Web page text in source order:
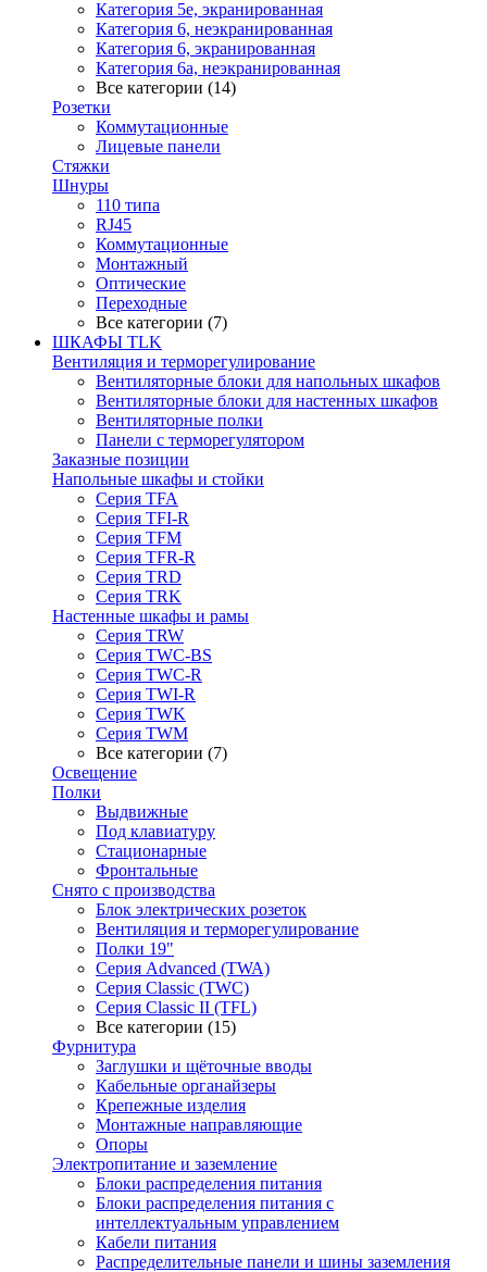
Категория 5е, экранированная
Категория 6, неэкранированная
Категория 6, экранированная
Категория 6а, неэкранированная
Все категории (14)
Розетки
Коммутационные
Лицевые панели
Стяжки
Шнуры
110 типа
RJ45
Коммутационные
Монтажный
Оптические
Переходные
Все категории (7)
ШКАФЫ TLK
Вентиляция и терморегулирование
Вентиляторные блоки для напольных шкафов
Вентиляторные блоки для настенных шкафов
Вентиляторные полки
Панели с терморегулятором
Заказные позиции
Напольные шкафы и стойки
Серия TFA
Серия TFI-R
Серия TFM
Серия TFR-R
Серия TRD
Серия TRK
Настенные шкафы и рамы
Серия TRW
Серия TWC-BS
Серия TWC-R
Серия TWI-R
Серия TWK
Серия TWM
Все категории (7)
Освещение
Полки
Выдвижные
Под клавиатуру
Стационарные
Фронтальные
Снято с производства
Блок электрических розеток
Вентиляция и терморегулирование
Полки 19"
Серия Advanced (TWA)
Серия Classic (TWC)
Серия Classic II (TFL)
Все категории (15)
Фурнитура
Заглушки и щёточные вводы
Кабельные органайзеры
Крепежные изделия
Монтажные направляющие
Опоры
Электропитание и заземление
Блоки распределения питания
Блоки распределения питания с
интеллектуальным управлением
Кабели питания
Распределительные панели и шины заземления